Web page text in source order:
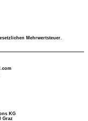
Mehrwertsteuer.
KG
Graz